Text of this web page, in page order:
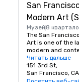
San
Modern Art
Музей 8
The San
Art is one of the
modern and
United States
center for the Bay
stories and has a
Читать дальше
151 3rd St,
San Francisco,